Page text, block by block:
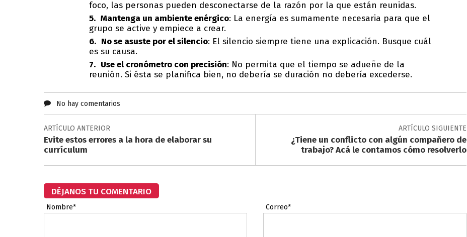
foco, las personas pueden desconectarse de la razón por la que están reunidas.
Mantenga un ambiente enérgico: La energía es sumamente necesaria para que el
grupo se active y empiece a crear.
No se asuste por el silencio: El silencio siempre tiene una explicación. Busque cuál
es su causa.
Use el cronómetro con precisión: No permita que el tiempo se adueñe de la
reunión. Si ésta se planifica bien, no debería se duración no debería excederse.
No hay comentarios
ARTÍCULO ANTERIOR
Evite estos errores a la hora de elaborar su
currículum
ARTÍCULO SIGUIENTE
¿Tiene un conflicto con algún compañero de
trabajo? Acá le contamos cómo resolverlo
DÉJANOS TU COMENTARIO
Nombre* Correo*